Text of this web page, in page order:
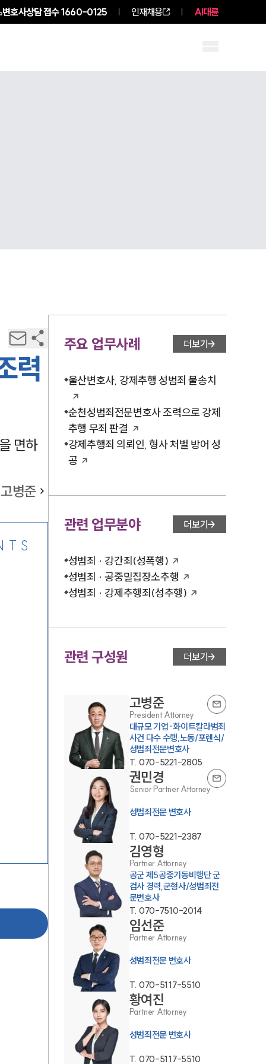
변호사상담 접수1660-0125 인재채용 AI대륜
팀소개
팀소개
대륜의 강점
오시는 길
글로벌 파트너 로펌
고객의 소리
력
면하
고병준
주요 업무사례 더보기
울산변호사, 강제추행 성범죄 불송치
순천성범죄전문변호사 조력으로 강제
추행 무죄 판결
강제추행죄 의뢰인, 형사 처벌 방어 성
공
관련 업무분야 더보기
성범죄 · 강간죄(성폭행)
성범죄 · 공중밀집장소추행
성범죄 · 강제추행죄(성추행)
관련 구성원 더보기
고병준
President Attorney
대규모 기업·화이트칼라범죄
사건 다수 수행,노동/포렌식/
성범죄전문변호사
T. 070-5221-2805
권민경
Senior Partner Attorney
성범죄전문 변호사
T. 070-5221-2387
김영형
Partner Attorney
공군 제5공중기동비행단 군
검사 경력,군형사/성범죄전
문변호사
T. 070-7510-2014
임선준
Partner Attorney
성범죄전문 변호사
T. 070-5117-5510
황여진
Partner Attorney
성범죄전문 변호사
T. 070-5117-5510